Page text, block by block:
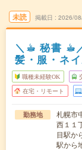
未読 掲載日 2026/
＼☕︎ 秘書 ☕︎
髪・服・ネ
職種未経験OK
在宅・リモート
勤務地
札幌市
西１１
目駅か
駅から